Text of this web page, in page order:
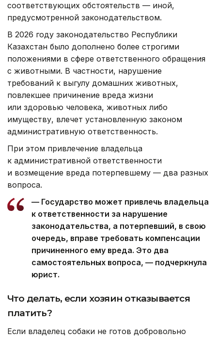
соответствующих обстоятельств — иной,
предусмотренной законодательством.
В 2026 году законодательство Республики
Казахстан было дополнено более строгими
положениями в сфере ответственного обращения
с животными. В частности, нарушение
требований к выгулу домашних животных,
повлекшее причинение вреда жизни
или здоровью человека, животных либо
имуществу, влечет установленную законом
административную ответственность.
При этом привлечение владельца
к административной ответственности
и возмещение вреда потерпевшему — два разных
вопроса.
— Государство может привлечь владельца
к ответственности за нарушение
законодательства, а потерпевший, в свою
очередь, вправе требовать компенсации
причиненного ему вреда. Это два
самостоятельных вопроса, — подчеркнула
юрист.
Что делать, если хозяин отказывается
платить?
Если владелец собаки не готов добровольно